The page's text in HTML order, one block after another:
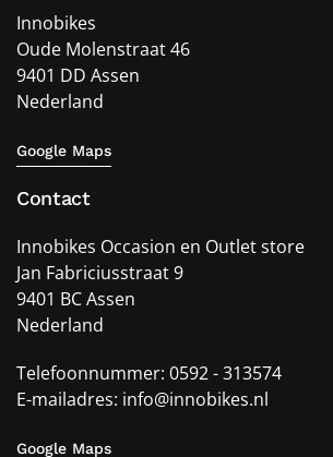
Innobikes
Oude Molenstraat 46
9401 DD Assen
Nederland
Google Maps
Contact
Innobikes Occasion en Outlet store
Jan Fabriciusstraat 9
9401 BC Assen
Nederland
Telefoonnummer: 0592 - 313574
E-mailadres: info@innobikes.nl
Google Maps